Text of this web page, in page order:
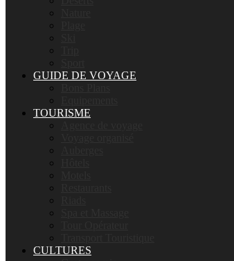
GUIDE DE VOYAGE
TOURISME
CULTURES